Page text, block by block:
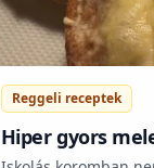
Reggeli receptek
Hiper gyors